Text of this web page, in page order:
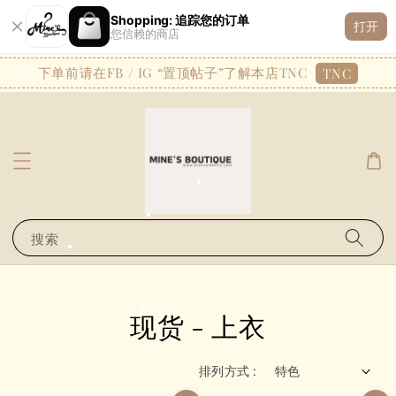
Shopping: 追踪您的订单
您信赖的商店
打开
下单前请在FB / IG “置顶帖子”了解本店TNC TNC
搜索
现货 - 上衣
排列方式 :
L**** C*已購買了
1 天前